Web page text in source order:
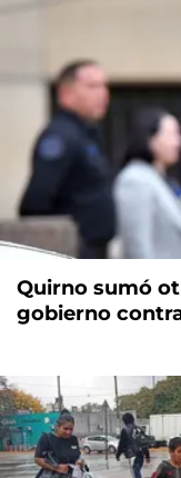
Quirno sumó
gobierno